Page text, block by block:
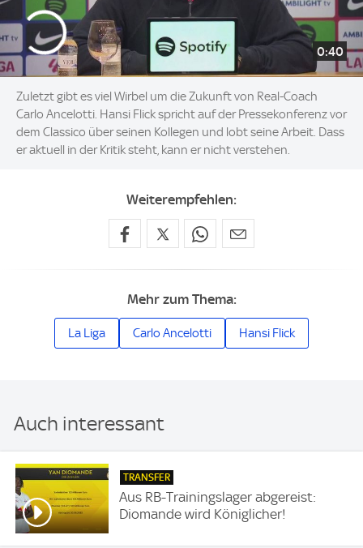
0:40
Zuletzt gibt es viel Wirbel um die Zukunft von Real-Coach
Carlo Ancelotti. Hansi Flick spricht auf der Pressekonferenz vor
dem Classico über seinen Kollegen und lobt seine Arbeit. Dass
er aktuell in der Kritik steht, kann er nicht verstehen.
Weiterempfehlen:
Mehr zum Thema:
La Liga Carlo Ancelotti Hansi Flick
Auch interessant
TRANSFER
Aus RB-Trainingslager abgereist:
Diomande wird Königlicher!